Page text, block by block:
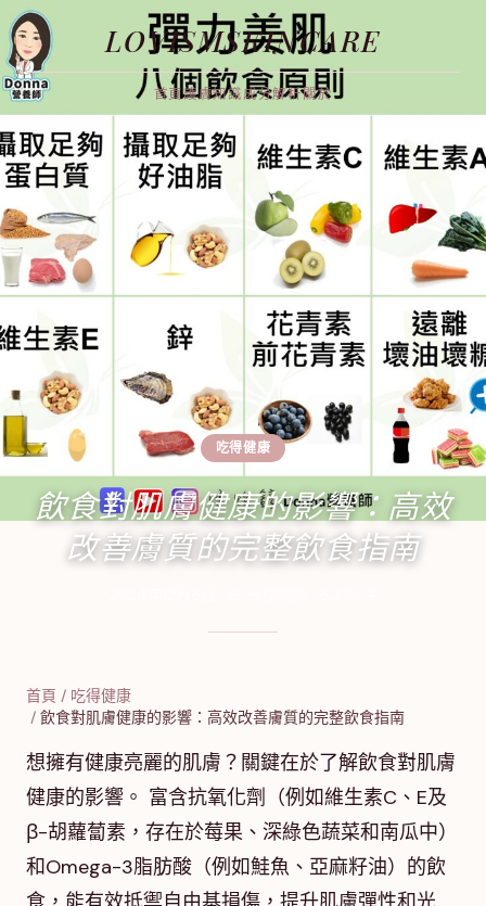
LOVISMSKINCARE
首頁護膚知識成分解析關於
吃得健康
飲食對肌膚健康的影響：高效
改善膚質的完整飲食指南
首頁 / 吃得健康
/ 飲食對肌膚健康的影響：高效改善膚質的完整飲食指南
想擁有健康亮麗的肌膚？關鍵在於了解飲食對肌膚
健康的影響。 富含抗氧化劑（例如維生素C、E及
β-胡蘿蔔素，存在於莓果、深綠色蔬菜和南瓜中）
和Omega-3脂肪酸（例如鮭魚、亞麻籽油）的飲